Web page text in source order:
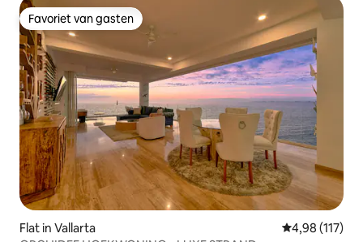
Favoriet van gasten
Favoriet van gasten
Flat in Vallarta Gemiddelde
4,98 (117)